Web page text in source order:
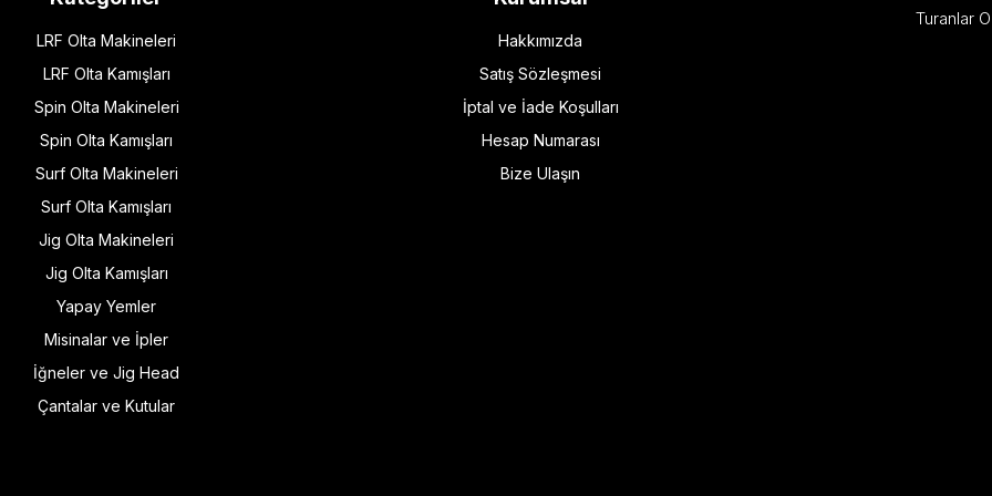
LRF Olta Makineleri
LRF Olta Kamışları
Spin Olta Makineleri
Spin Olta Kamışları
Surf Olta Makineleri
Surf Olta Kamışları
Jig Olta Makineleri
Jig Olta Kamışları
Yapay Yemler
Misinalar ve İpler
İğneler ve Jig Head
Çantalar ve Kutular
Hakkımızda
Satış Sözleşmesi
İptal ve İade Koşulları
Hesap Numarası
Bize Ulaşın
Turanlar